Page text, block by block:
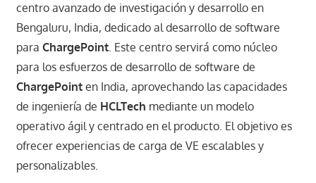
centro avanzado de investigación y desarrollo en
Bengaluru, India, dedicado al desarrollo de software
para ChargePoint. Este centro servirá como núcleo
para los esfuerzos de desarrollo de software de
ChargePointen India, aprovechando las capacidades
de ingeniería de HCLTech mediante un modelo
operativo ágil y centrado en el producto. El objetivo es
ofrecer experiencias de carga de VE escalables y
personalizables.